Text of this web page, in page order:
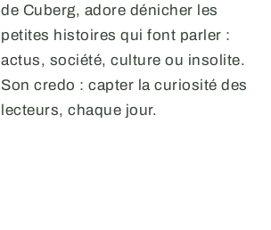
de Cuberg, adore dénicher les
petites histoires qui font parler :
actus, société, culture ou insolite.
Son credo : capter la curiosité des
lecteurs, chaque jour.